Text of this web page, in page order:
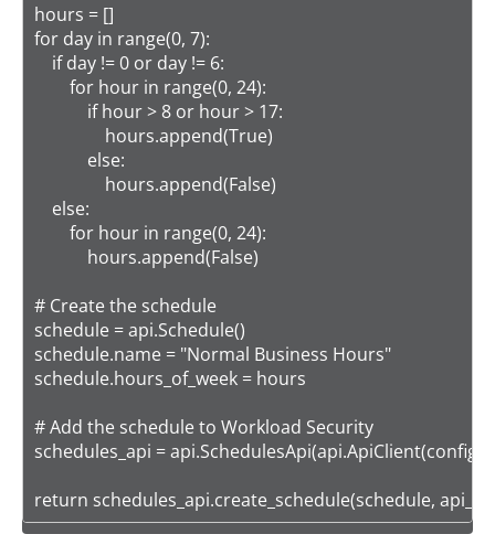
hours = []
for day in range(0, 7):
    if day != 0 or day != 6:
        for hour in range(0, 24):
            if hour > 8 or hour > 17:
                hours.append(True)
            else:
                hours.append(False)
    else:
        for hour in range(0, 24):
            hours.append(False)
# Create the schedule
schedule = api.Schedule()
schedule.name = "Normal Business Hours"
schedule.hours_of_week = hours
# Add the schedule to Workload Security
schedules_api =
return schedules_api.create_schedule(schedule,